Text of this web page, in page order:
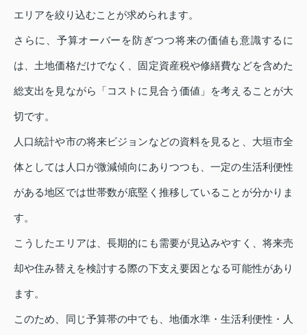
エリアを絞り込むことが求められます。
さらに、予算オーバーを防ぎつつ将来の価値も意識するに
は、土地価格だけでなく、固定資産税や修繕費などを含めた
総支出を見ながら「コストに見合う価値」を考えることが大
切です。
人口統計や市の将来ビジョンなどの資料を見ると、大垣市全
体としては人口が微減傾向にありつつも、一定の生活利便性
がある地区では世帯数が底堅く推移していることが分かりま
す。
こうしたエリアは、長期的にも需要が見込みやすく、将来売
却や住み替えを検討する際の下支え要因となる可能性があり
ます。
このため、同じ予算帯の中でも、地価水準・生活利便性・人